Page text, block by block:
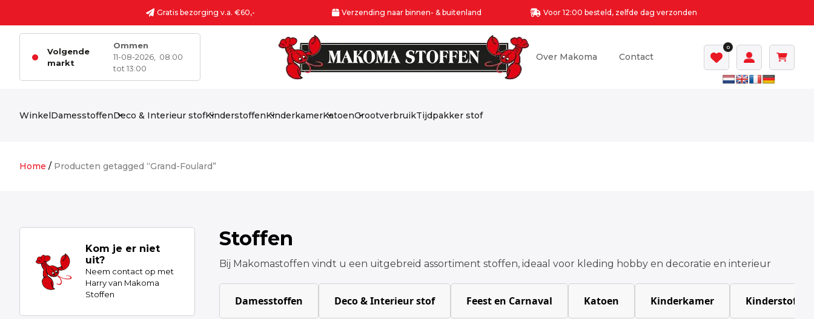
Gratis bezorging v.a. €60,- Verzending naar binnen- & buitenland Voor 12:00 besteld, zelfde dag verzonden
Volgende
markt
Ommen
11-08-2026,
08:00
tot 13:00
Over Makoma Contact
0
WinkelDamesstoffenDeco & Interieur stofKinderstoffenKinderkamerKatoenGrootverbruikTijdpakker stof
Home / Producten getagged “Grand-Foulard”
Kom je er niet
uit?
Neem contact op met
Harry van Makoma
Stoffen
Stoffen
Bij Makomastoffen vindt u een uitgebreid assortiment stoffen, ideaal voor kleding hobby en decoratie en interieur
Damesstoffen Deco & Interieur stof Feest en Carnaval Katoen Kinderkamer Kinderstoffen